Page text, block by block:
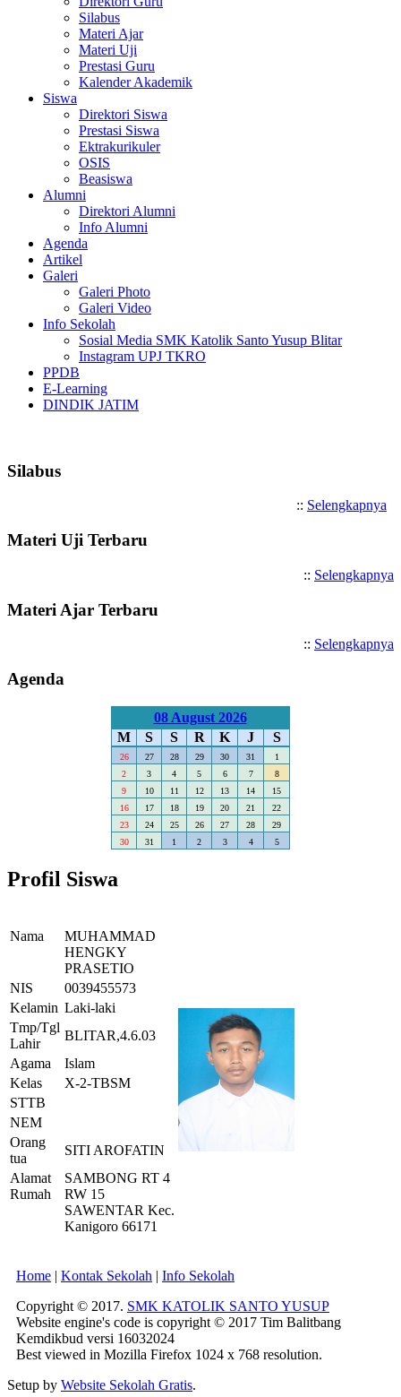
Silabus
Materi Ajar
Materi Uji
Prestasi Guru
Kalender Akademik
Siswa
Direktori Siswa
Prestasi Siswa
Ektrakurikuler
OSIS
Beasiswa
Alumni
Direktori Alumni
Info Alumni
Agenda
Artikel
Galeri
Galeri Photo
Galeri Video
Info Sekolah
Sosial Media SMK Katolik Santo Yusup Blitar
Instagram UPJ TKRO
PPDB
E-Learning
DINDIK JATIM
Silabus
:: Selengkapnya
Materi Uji Terbaru
:: Selengkapnya
Materi Ajar Terbaru
:: Selengkapnya
Agenda
08 August 2026
M
S S R K J S
26 27 28 29 30 31
1
2
3 4 5 6 7
8
9
10 11 12 13 14
15
16
17 18 19 20 21
22
23
24 25 26 27 28
29
30
31 1 2 3 4 5
Profil Siswa
Nama
MUHAMMAD
HENGKY
PRASETIO
NIS
0039455573
Kelamin Laki-laki
Tmp/Tgl
Lahir
BLITAR,4.6.03
Agama
Islam
Kelas
X-2-TBSM
STTB
NEM
Orang
tua
SITI AROFATIN
Alamat
Rumah
SAMBONG RT 4
RW 15
SAWENTAR Kec.
Kanigoro 66171
Home | Kontak Sekolah | Info Sekolah
Copyright © 2017. SMK KATOLIK SANTO YUSUP
Website engine's code is copyright © 2017 Tim Balitbang
Kemdikbud versi 16032024
Best viewed in Mozilla Firefox 1024 x 768 resolution.
Setup by Website Sekolah Gratis.